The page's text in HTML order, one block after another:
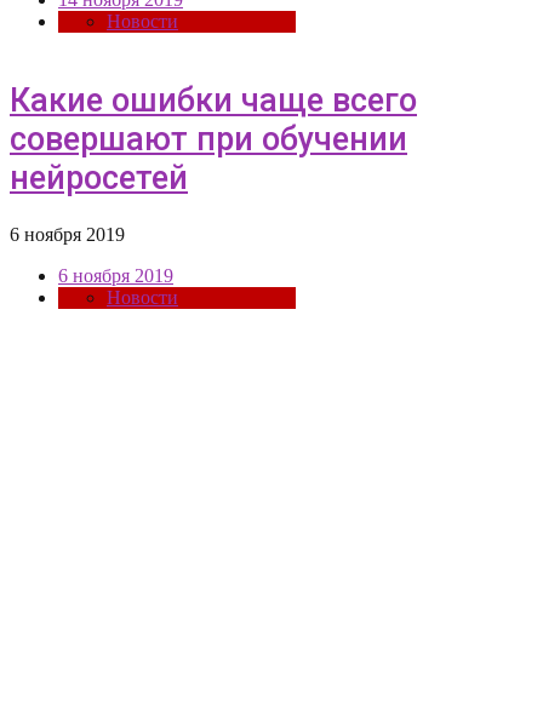
Новости
Какие ошибки чаще всего
совершают при обучении
нейросетей
6 ноября 2019
6 ноября 2019
Новости